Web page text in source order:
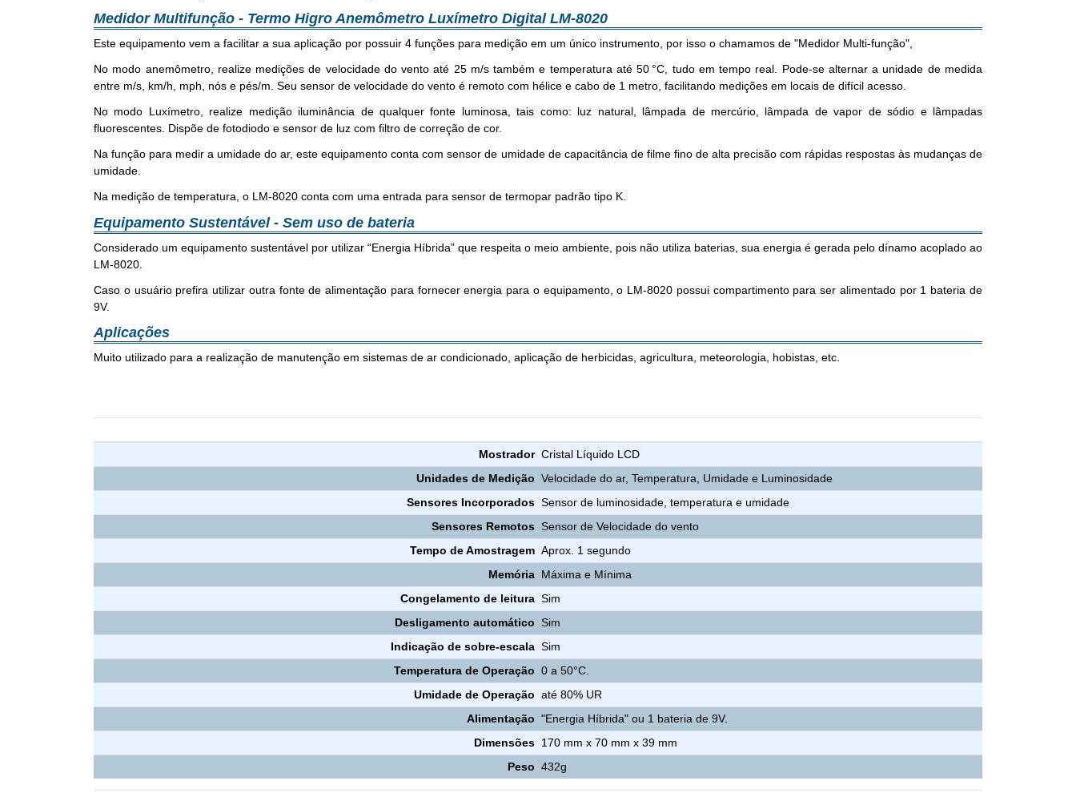
Medidor Multifunção - Termo Higro Anemômetro Luxímetro Digital LM-8020
Este equipamento vem a facilitar a sua aplicação por possuir 4 funções para medição em um único instrumento, por isso o chamamos de "Medidor Multi-função",
No modo anemômetro, realize medições de velocidade do vento até 25 m/s também e temperatura até 50 °C, tudo em tempo real. Pode-se alternar a unidade de medida
entre m/s, km/h, mph, nós e pés/m. Seu sensor de velocidade do vento é remoto com hélice e cabo de 1 metro, facilitando medições em locais de difícil acesso.
No modo Luxímetro, realize medição iluminância de qualquer fonte luminosa, tais como: luz natural, lâmpada de mercúrio, lâmpada de vapor de sódio e lâmpadas
fluorescentes. Dispõe de fotodiodo e sensor de luz com filtro de correção de cor.
Na função para medir a umidade do ar, este equipamento conta com sensor de umidade de capacitância de filme fino de alta precisão com rápidas respostas às mudanças de
umidade.
Na medição de temperatura, o LM-8020 conta com uma entrada para sensor de termopar padrão tipo K.
Equipamento Sustentável - Sem uso de bateria
Considerado um equipamento sustentável por utilizar “Energia Híbrida” que respeita o meio ambiente, pois não utiliza baterias, sua energia é gerada pelo dínamo acoplado ao
LM-8020.
Caso o usuário prefira utilizar outra fonte de alimentação para fornecer energia para o equipamento, o LM-8020 possui compartimento para ser alimentado por 1 bateria de
9V.
Aplicações
Muito utilizado para a realização de manutenção em sistemas de ar condicionado, aplicação de herbicidas, agricultura, meteorologia, hobistas, etc.
Mostrador Cristal Líquido LCD
Unidades de Medição Velocidade do ar, Temperatura, Umidade e Luminosidade
Sensores Incorporados Sensor de luminosidade, temperatura e umidade
Sensores Remotos Sensor de Velocidade do vento
Tempo de Amostragem Aprox. 1 segundo
Memória Máxima e Mínima
Congelamento de leitura Sim
Desligamento automático Sim
Indicação de sobre-escala Sim
Temperatura de Operação 0 a 50°C.
Umidade de Operação até 80% UR
Alimentação "Energia Híbrida" ou 1 bateria de 9V.
Dimensões 170 mm x 70 mm x 39 mm
Peso 432g